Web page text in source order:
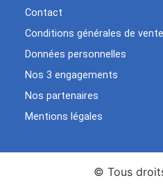
Contact
Conditions générales de vente
Données personnelles
Nos 3 engagements
Nos partenaires
Mentions légales
© Tous